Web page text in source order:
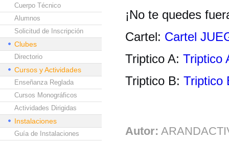
Cuerpo Técnico
Alumnos
Solicitud de Inscripción
Clubes
Directorio
Cursos y Actividades
Enseñanza Reglada
Cursos Monográficos
Actividades Dirigidas
Instalaciones
Guía de Instalaciones
¡No te quedes
Cartel: Cartel
Triptico A: Triptico
Triptico B: Triptico
Autor: